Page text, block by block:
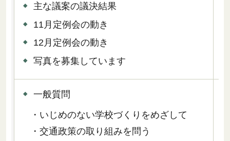
主な議案の議決結果
11月定例会の動き
12月定例会の動き
写真を募集しています
一般質問
・いじめのない学校づくりをめざして
・交通政策の取り組みを問う